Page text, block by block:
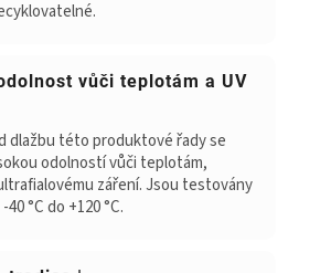
vůči teplotám a UV
dlažbu této produktové řady se
odolností vůči teplotám,
záření. Jsou testovány
°C do +120 °C.